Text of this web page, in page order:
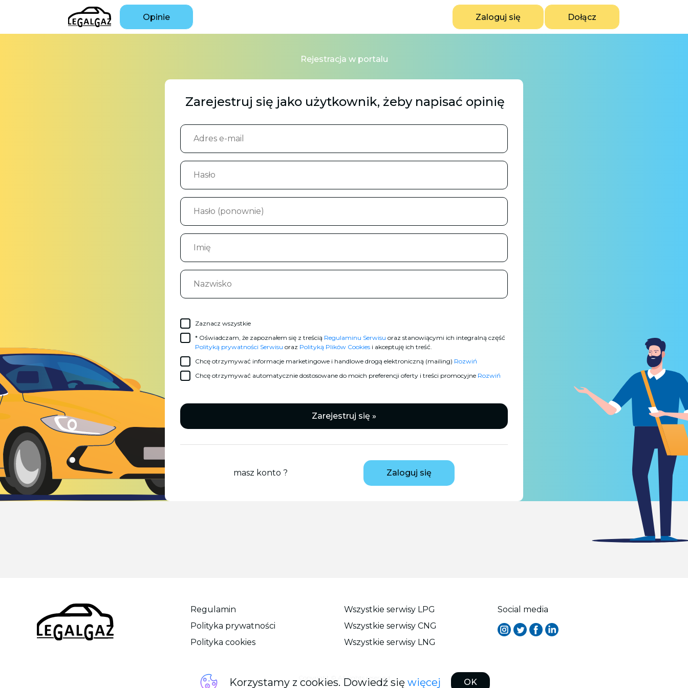
Opinie Zaloguj się Dołącz
Rejestracja w portalu
Zarejestruj się jako użytkownik, żeby napisać opinię
Zaznacz wszystkie
* Oświadczam, że zapoznałem się z treścią Regulaminu Serwisu oraz stanowiącymi ich integralną część
Polityką prywatności Serwisu oraz Polityką Plików Cookies i akceptuję ich treść.
Chcę otrzymywać informacje marketingowe i handlowe drogą elektroniczną (mailing) Rozwiń
Chcę otrzymywać automatycznie dostosowane do moich preferencji oferty i treści promocyjne Rozwiń
Zarejestruj się »
masz konto ? Zaloguj się
Regulamin
Polityka prywatności
Polityka cookies
Wszystkie serwisy LPG
Wszystkie serwisy CNG
Wszystkie serwisy LNG
Social media
Copyright © All rights reserved
Korzystamy z cookies. Dowiedź się więcej OK